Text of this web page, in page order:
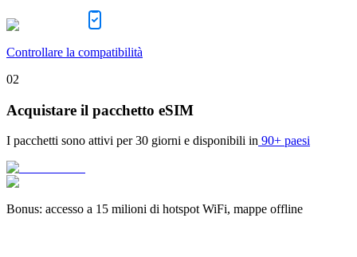
Controllare la compatibilità
02
Acquistare il pacchetto eSIM
I pacchetti sono attivi per 30 giorni e disponibili in 90+ paesi
Bonus: accesso a 15 milioni di hotspot WiFi, mappe offline